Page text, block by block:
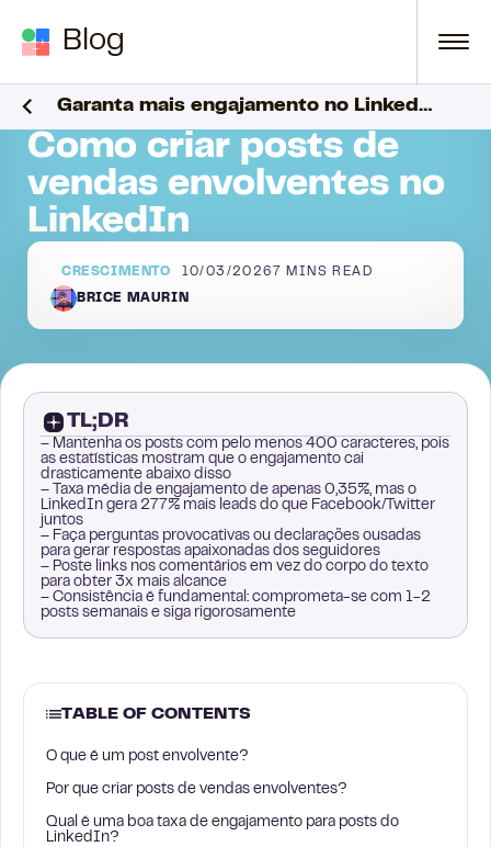
Blog
Como criar posts de
vendas envolventes no
LinkedIn
CRESCIMENTO 10/03/2026 7 MINS READ
BRICE MAURIN
TL;DR
– Mantenha os posts com pelo menos 400 caracteres, pois
as estatísticas mostram que o engajamento cai
drasticamente abaixo disso
– Taxa média de engajamento de apenas 0,35%, mas o
LinkedIn gera 277% mais leads do que Facebook/Twitter
juntos
– Faça perguntas provocativas ou declarações ousadas
para gerar respostas apaixonadas dos seguidores
– Poste links nos comentários em vez do corpo do texto
para obter 3x mais alcance
– Consistência é fundamental: comprometa-se com 1-2
posts semanais e siga rigorosamente
TABLE OF CONTENTS
O que é um post envolvente?
Por que criar posts de vendas envolventes?
Qual é uma boa taxa de engajamento para posts do
LinkedIn?